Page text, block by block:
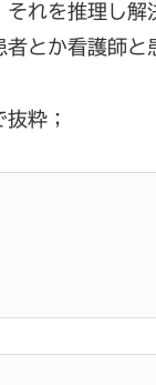
れを推理し
とか看護師
粋；